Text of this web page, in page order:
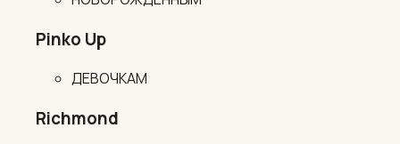
Pinko Up
ДЕВОЧКАМ
Richmond